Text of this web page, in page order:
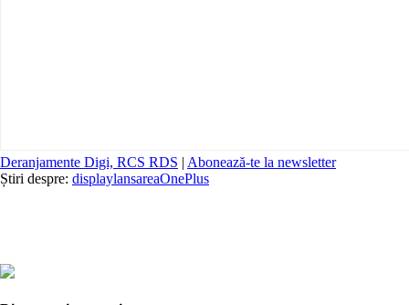
Deranjamente Digi, RCS RDS | Abonează-te la newsletter
Știri despre: displaylansareaOnePlus